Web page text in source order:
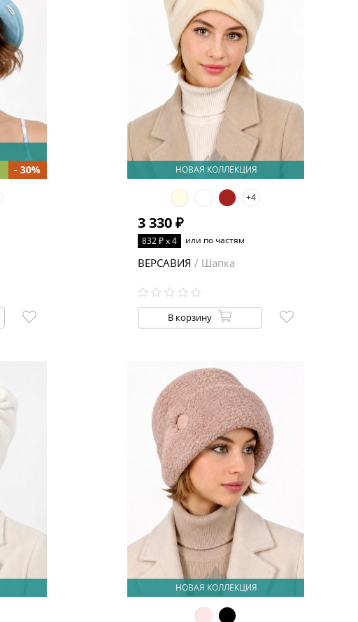
- 30% НОВАЯ КОЛЛЕКЦИЯ
+4
3 330 ₽
832 ₽ x 4 или по частям
ВЕРСАВИЯ / Шапка
В корзину
НОВАЯ КОЛЛЕКЦИЯ